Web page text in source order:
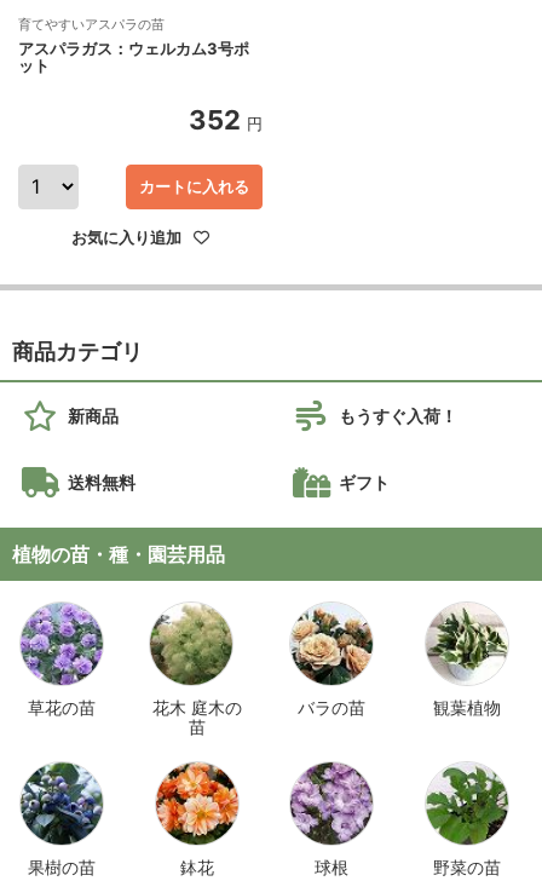
育てやすいアスパラの苗
アスパラガス：ウェルカム3号ポ
ット
352 円
カートに入れる
お気に入り追加
商品カテゴリ
新商品 もうすぐ入荷！
送料無料 ギフト
植物の苗・種・園芸用品
草花の苗
花木 庭木の
苗
バラの苗 観葉植物
果樹の苗 鉢花 球根 野菜の苗